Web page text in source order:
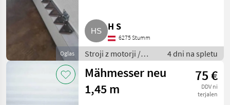
Oglas
H S
6275 Stumm
Stroji z motorji /
Motorna kosilnica/
prekopalnik
4 dni na spletu
Mähmesser neu
1,45 m
75 €
DDV ni
terjalen